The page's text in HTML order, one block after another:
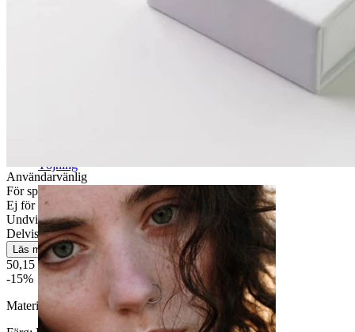
Töjning
Användarvänlig
För speciella tillfällen
Ej för känslig hud
Undvik vatten
Delvis hållbar
Läs mer
50,15 kr59,00 kr
-15%
Material:
Mässing